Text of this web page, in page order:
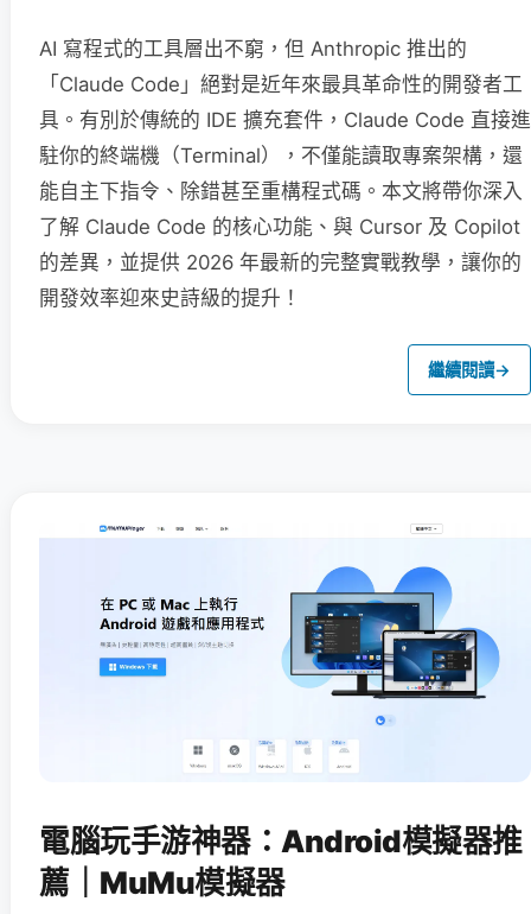
AI 寫程式的工具層出不窮，但 Anthropic 推出的
「Claude Code」絕對是近年來最具革命性的開發者工
具。有別於傳統的 IDE 擴充套件，Claude Code 直接進
駐你的終端機（Terminal），不僅能讀取專案架構，還
能自主下指令、除錯甚至重構程式碼。本文將帶你深入
了解 Claude Code 的核心功能、與 Cursor 及 Copilot
的差異，並提供 2026 年最新的完整實戰教學，讓你的
開發效率迎來史詩級的提升！
繼續閱讀→
電腦玩手游神器：Android模擬器推
薦｜MuMu模擬器